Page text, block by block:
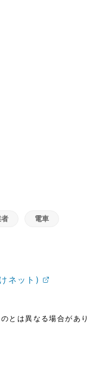
電車
ネット)
とは異なる場合があり